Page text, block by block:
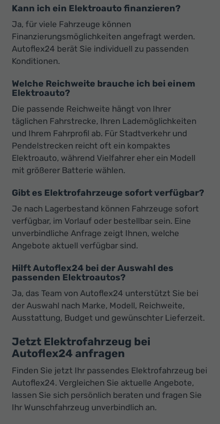
Kann ich ein Elektroauto finanzieren?
Ja, für viele Fahrzeuge können
Finanzierungsmöglichkeiten angefragt werden.
Autoflex24 berät Sie individuell zu passenden
Konditionen.
Welche Reichweite brauche ich bei einem
Elektroauto?
Die passende Reichweite hängt von Ihrer
täglichen Fahrstrecke, Ihren Lademöglichkeiten
und Ihrem Fahrprofil ab. Für Stadtverkehr und
Pendelstrecken reicht oft ein kompaktes
Elektroauto, während Vielfahrer eher ein Modell
mit größerer Batterie wählen.
Gibt es Elektrofahrzeuge sofort verfügbar?
Je nach Lagerbestand können Fahrzeuge sofort
verfügbar, im Vorlauf oder bestellbar sein. Eine
unverbindliche Anfrage zeigt Ihnen, welche
Angebote aktuell verfügbar sind.
Hilft Autoflex24 bei der Auswahl des
passenden Elektroautos?
Ja, das Team von Autoflex24 unterstützt Sie bei
der Auswahl nach Marke, Modell, Reichweite,
Ausstattung, Budget und gewünschter Lieferzeit.
Jetzt Elektrofahrzeug bei
Autoflex24 anfragen
Finden Sie jetzt Ihr passendes Elektrofahrzeug bei
Autoflex24. Vergleichen Sie aktuelle Angebote,
lassen Sie sich persönlich beraten und fragen Sie
Ihr Wunschfahrzeug unverbindlich an.